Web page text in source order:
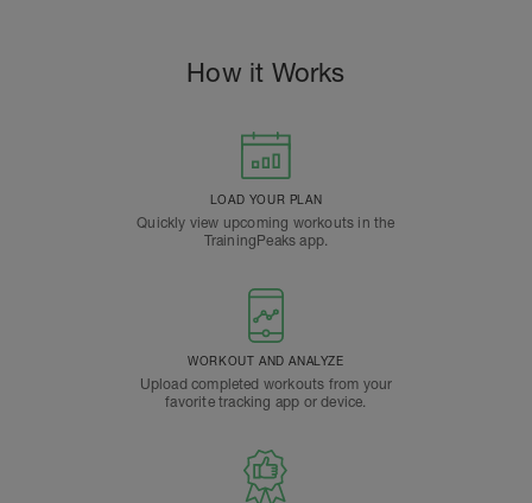
How it Works
LOAD YOUR PLAN
Quickly view upcoming workouts in the
TrainingPeaks app.
WORKOUT AND ANALYZE
Upload completed workouts from your
favorite tracking app or device.